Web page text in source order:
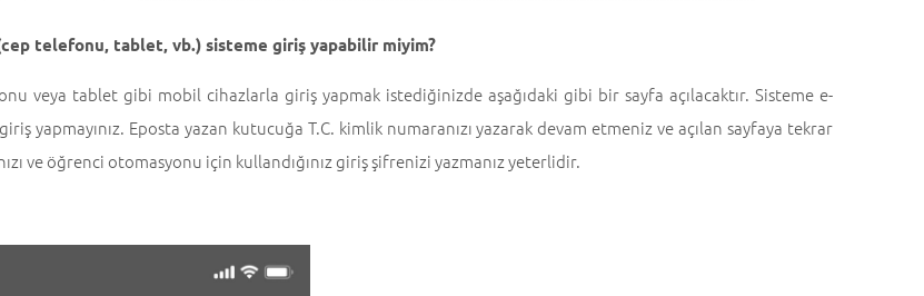
telefonu, tablet, vb.) sisteme giriş yapabilir miyim?
veya tablet gibi mobil cihazlarla giriş yapmak istediğinizde aşağıdaki gibi bir sayfa açılacaktır. Sisteme e-
yapmayınız. Eposta yazan kutucuğa T.C. kimlik numaranızı yazarak devam etmeniz ve açılan sayfaya tekrar
ve öğrenci otomasyonu için kullandığınız giriş şifrenizi yazmanız yeterlidir.